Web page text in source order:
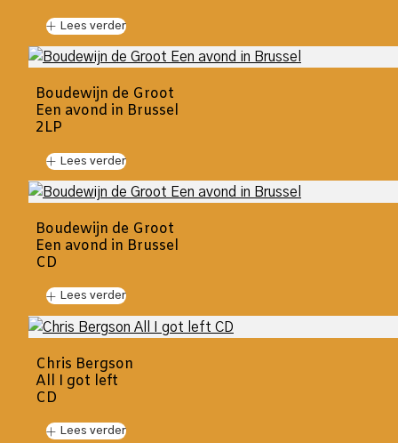
Lees verder
Boudewijn de Groot
Een avond in Brussel
2LP
Lees verder
Boudewijn de Groot
Een avond in Brussel
CD
Lees verder
Chris Bergson
All I got left
CD
Lees verder